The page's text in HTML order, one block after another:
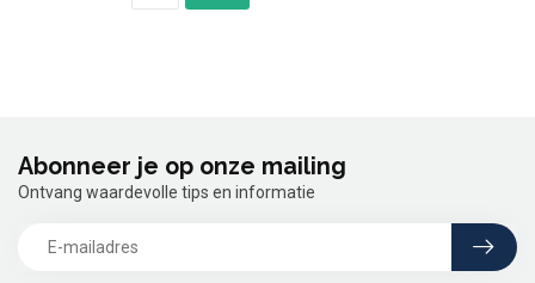
Abonneer je op onze mailing
Ontvang waardevolle tips en informatie